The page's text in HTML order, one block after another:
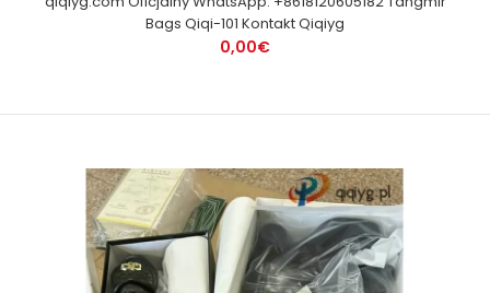
Bags Qiqi-101 Kontakt Qiqiyg
0,00€